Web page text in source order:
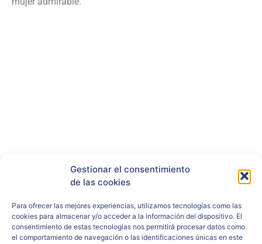
Gestionar el consentimiento
de las cookies
Para ofrecer las mejores experiencias, utilizamos tecnologías como las
cookies para almacenar y/o acceder a la información del dispositivo. El
consentimiento de estas tecnologías nos permitirá procesar datos como
el comportamiento de navegación o las identificaciones únicas en este
RRSS